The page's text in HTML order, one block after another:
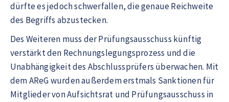
dürfte es jedoch schwerfallen, die genaue Reichweite
des Begriffs abzustecken.
Des Weiteren muss der Prüfungsausschuss künftig
verstärkt den Rechnungslegungsprozess und die
Unabhängigkeit des Abschlussprüfers überwachen. Mit
dem AReG wurden außerdem erstmals Sanktionen für
Mitglieder von Aufsichtsrat und Prüfungsausschuss in